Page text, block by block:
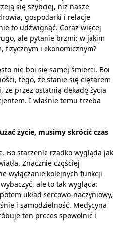
się szybciej, niż nasze
gospodarki i relacje
to udźwignąć. Coraz więcej
ale pytanie brzmi: w jakim
fizycznym i ekonomicznym?
nie boi się samej śmierci. Boi
tego, że stanie się ciężarem
że przez ostatnią dekadę życia
I właśnie temu trzeba
życie, musimy skrócić czas
Bo starzenie rzadko wygląda jak
Znacznie częściej
wyłączanie kolejnych funkcji
ale to tak wygląda:
układ sercowo-naczyniowy,
i samodzielność. Medycyna
ten proces spowolnić i